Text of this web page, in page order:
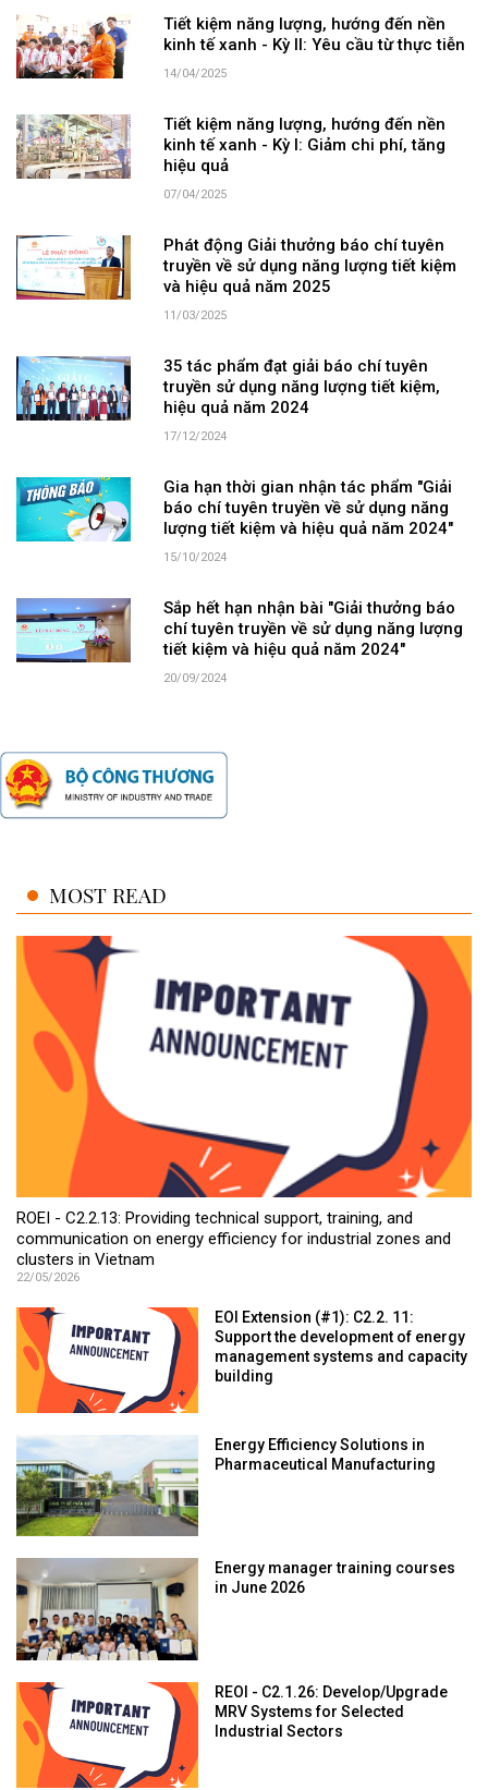
Tiết kiệm năng lượng, hướng đến nền
kinh tế xanh - Kỳ II: Yêu cầu từ thực tiễn
14/04/2025
Tiết kiệm năng lượng, hướng đến nền
kinh tế xanh - Kỳ I: Giảm chi phí, tăng
hiệu quả
07/04/2025
Phát động Giải thưởng báo chí tuyên
truyền về sử dụng năng lượng tiết kiệm
và hiệu quả năm 2025
11/03/2025
35 tác phẩm đạt giải báo chí tuyên
truyền sử dụng năng lượng tiết kiệm,
hiệu quả năm 2024
17/12/2024
Gia hạn thời gian nhận tác phẩm "Giải
báo chí tuyên truyền về sử dụng năng
lượng tiết kiệm và hiệu quả năm 2024"
15/10/2024
Sắp hết hạn nhận bài "Giải thưởng báo
chí tuyên truyền về sử dụng năng lượng
tiết kiệm và hiệu quả năm 2024"
20/09/2024
MOST READ
ROEI - C2.2.13: Providing technical support, training, and
communication on energy efficiency for industrial zones and
clusters in Vietnam
22/05/2026
EOI Extension (#1): C2.2. 11:
Support the development of energy
management systems and capacity
building
Energy Efficiency Solutions in
Pharmaceutical Manufacturing
Energy manager training courses
in June 2026
REOI - C2.1.26: Develop/Upgrade
MRV Systems for Selected
Industrial Sectors